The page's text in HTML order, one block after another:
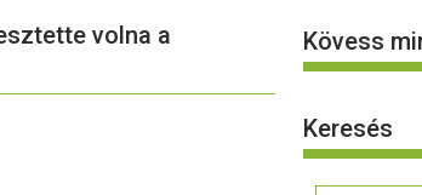
volna a
Kövess
Keresés